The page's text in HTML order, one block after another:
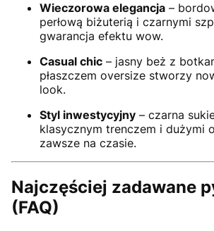
Wieczorowa elegancja –
perłową biżuterią i czarnymi
gwarancja efektu wow.
Casual chic – jasny beż z
płaszczem oversize stworzy
look.
Styl inwestycyjny – czarna
klasycznym trenczem i dużymi
zawsze na czasie.
Najczęściej zadawane
(FAQ)